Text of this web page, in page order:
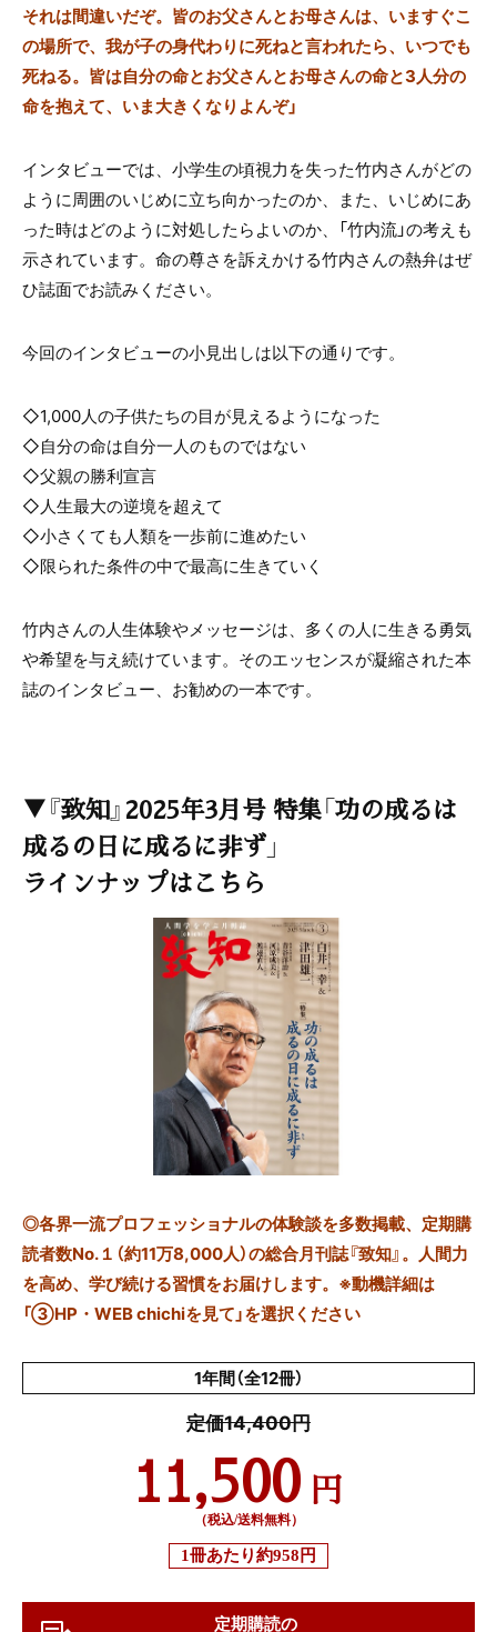
それは間違いだぞ。皆のお父さんとお母さんは、いますぐこ
の場所で、我が子の身代わりに死ねと言われたら、いつでも
死ねる。皆は自分の命とお父さんとお母さんの命と3人分の
命を抱えて、いま大きくなりよんぞ」
インタビューでは、小学生の頃視力を失った竹内さんがどの
ように周囲のいじめに立ち向かったのか、また、いじめにあ
った時はどのように対処したらよいのか、「竹内流」の考えも
示されています。命の尊さを訴えかける竹内さんの熱弁はぜ
ひ誌面でお読みください。
今回のインタビューの小見出しは以下の通りです。
◇1,000人の子供たちの目が見えるようになった
◇自分の命は自分一人のものではない
◇父親の勝利宣言
◇人生最大の逆境を超えて
◇小さくても人類を一歩前に進めたい
◇限られた条件の中で最高に生きていく
竹内さんの人生体験やメッセージは、多くの人に生きる勇気
や希望を与え続けています。そのエッセンスが凝縮された本
誌のインタビュー、お勧めの一本です。
▼『致知』2025年3月号 特集「功の成るは
成るの日に成るに非ず」
ラインナップはこちら
◎各界一流プロフェッショナルの体験談を多数掲載、定期購
読者数No.１（約11万8,000人）の総合月刊誌『致知』。人間力
を高め、学び続ける習慣をお届けします。※動機詳細は
「③HP・WEB chichiを見て」を選択ください
1年間（全12冊）
定価14,400円
11,500 円
（税込/送料無料）
1冊あたり約958円
定期購読の